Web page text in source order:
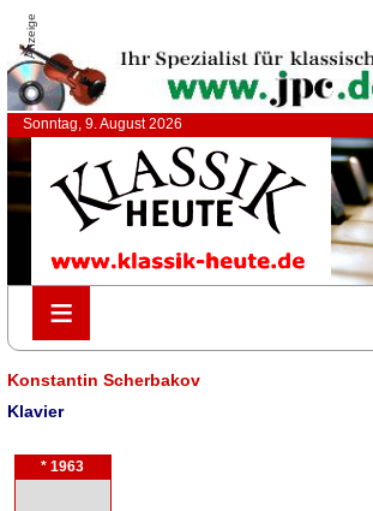
Anzeige
Sonntag, 9. August 2026
≡
≡
Konstantin Scherbakov
Klavier
* 1963